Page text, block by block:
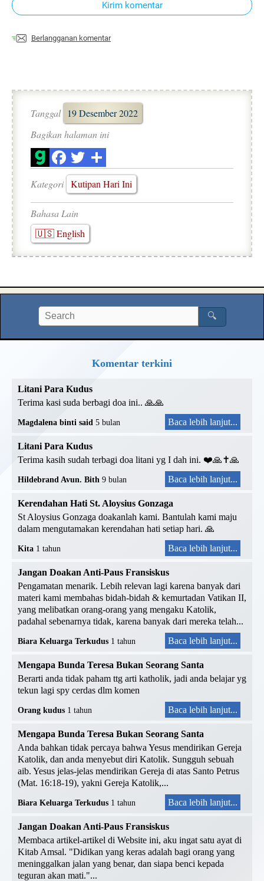
Kirim komentar
Berlangganan komentar
Tanggal 19 Desember 2022
Bagikan halaman ini
Kategori Kutipan Hari Ini
Bahasa Lain
🇺🇸 English
🔍
Komentar terkini
Litani Para Kudus
Terima kasi suda berbagi doa ini.. 🙏🙏
Magdalena binti said 5 bulan Baca lebih lanjut...
Litani Para Kudus
Terima kasih sudah terbagi doa litani yg I dah ini. ❤️🙏✝️🙏
Hildebrand Avun. Bith 9 bulan Baca lebih lanjut...
Kerendahan Hati St. Aloysius Gonzaga
St Aloysius Gonzaga doakanlah kami. Bantulah kami maju
dalam mengutamakan kerendahan hati setiap hari. 🙏
Kita 1 tahun Baca lebih lanjut...
Jangan Doakan Anti-Paus Fransiskus
Pengamatan menarik. Lebih relevan lagi karena banyak dari
materi kami membahas bidah-bidah & kemurtadan Vatikan II,
yang melibatkan orang-orang yang mengaku Katolik,
padahal sebenarnya tidak, karena banyak dari mereka telah...
Biara Keluarga Terkudus 1 tahun Baca lebih lanjut...
Mengapa Bunda Teresa Bukan Seorang Santa
Berarti anda tidak paham ttg arti katholik, jadi anda belajar yg
tekun lagi spy cerdas dlm komen
Orang kudus 1 tahun Baca lebih lanjut...
Mengapa Bunda Teresa Bukan Seorang Santa
Anda bahkan tidak percaya bahwa Yesus mendirikan Gereja
Katolik, dan anda menyebut diri Katolik. Sungguh sebuah
aib. Yesus jelas-jelas mendirikan Gereja di atas Santo Petrus
(Mat. 16:18-19), yakni Gereja Katolik,...
Biara Keluarga Terkudus 1 tahun Baca lebih lanjut...
Jangan Doakan Anti-Paus Fransiskus
Membaca artikel-artikel di Website ini, aku ingat satu ayat di
Kitab Amsal. "Didikan yang keras adalah bagi orang yang
meninggalkan jalan yang benar, dan siapa benci kepada
teguran akan mati."...